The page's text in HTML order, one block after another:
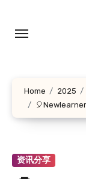
Home 2025
资讯分享